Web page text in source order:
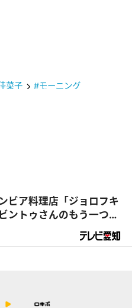
菜子 #モーニング
ビア料理店「ジョロフキ
ントゥさんのもう一つの
｜デラメチャ気になる！